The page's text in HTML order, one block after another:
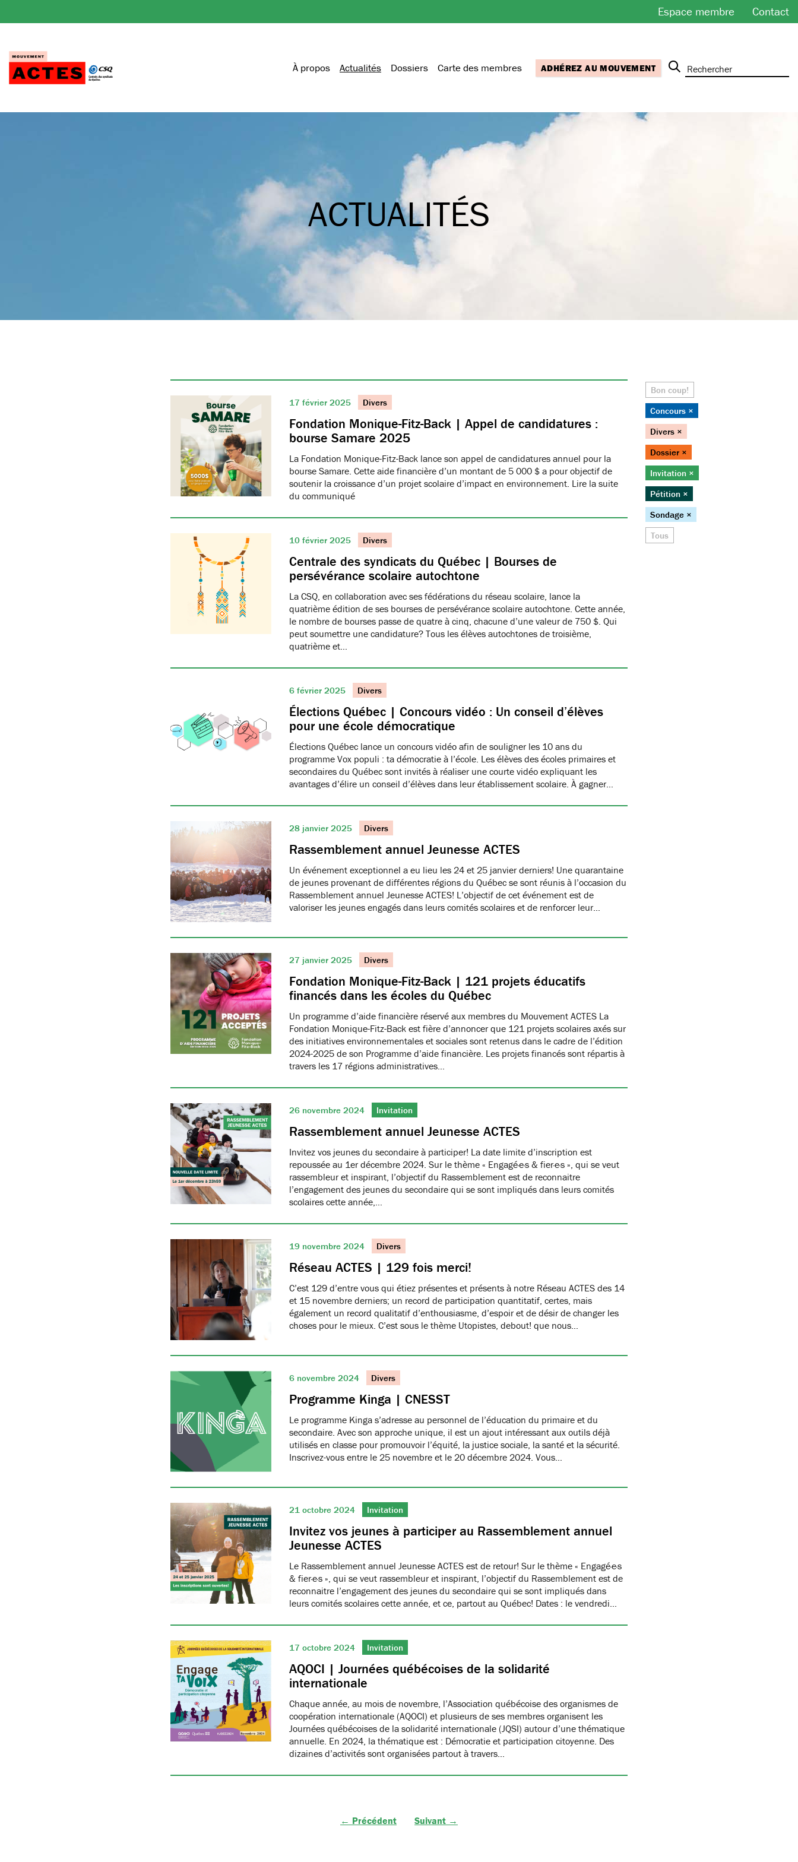
au
Espace membre Contact
À propos Actualités Dossiers Carte des membres ADHÉREZ AU MOUVEMENT
ACTUALITÉS
17 février 2025 Divers
Fondation Monique-Fitz-Back | Appel de candidatures :
bourse Samare 2025
La Fondation Monique-Fitz-Back lance son appel de candidatures annuel pour la
bourse Samare. Cette aide financière d’un montant de 5 000 $ a pour objectif de
soutenir la croissance d’un projet scolaire d’impact en environnement. Lire la suite
du communiqué
10 février 2025 Divers
Centrale des syndicats du Québec | Bourses de
persévérance scolaire autochtone
La CSQ, en collaboration avec ses fédérations du réseau scolaire, lance la
quatrième édition de ses bourses de persévérance scolaire autochtone. Cette année,
le nombre de bourses passe de quatre à cinq, chacune d’une valeur de 750 $. Qui
peut soumettre une candidature? Tous les élèves autochtones de troisième,
quatrième et…
6 février 2025 Divers
Élections Québec | Concours vidéo : Un conseil d’élèves
pour une école démocratique
Élections Québec lance un concours vidéo afin de souligner les 10 ans du
programme Vox populi : ta démocratie à l’école. Les élèves des écoles primaires et
secondaires du Québec sont invités à réaliser une courte vidéo expliquant les
avantages d’élire un conseil d’élèves dans leur établissement scolaire. À gagner…
28 janvier 2025 Divers
Rassemblement annuel Jeunesse ACTES
Un événement exceptionnel a eu lieu les 24 et 25 janvier derniers! Une quarantaine
de jeunes provenant de différentes régions du Québec se sont réunis à l’occasion du
Rassemblement annuel Jeunesse ACTES! L’objectif de cet événement est de
valoriser les jeunes engagés dans leurs comités scolaires et de renforcer leur…
27 janvier 2025 Divers
Fondation Monique-Fitz-Back | 121 projets éducatifs
financés dans les écoles du Québec
Un programme d’aide financière réservé aux membres du Mouvement ACTES La
Fondation Monique-Fitz-Back est fière d’annoncer que 121 projets scolaires axés sur
des initiatives environnementales et sociales sont retenus dans le cadre de l’édition
2024-2025 de son Programme d’aide financière. Les projets financés sont répartis à
travers les 17 régions administratives…
26 novembre 2024 Invitation
Rassemblement annuel Jeunesse ACTES
Invitez vos jeunes du secondaire à participer! La date limite d’inscription est
repoussée au 1er décembre 2024. Sur le thème « Engagé·e·s & fier·e·s », qui se veut
rassembleur et inspirant, l’objectif du Rassemblement est de reconnaitre
l’engagement des jeunes du secondaire qui se sont impliqués dans leurs comités
scolaires cette année,…
19 novembre 2024 Divers
Réseau ACTES | 129 fois merci!
C’est 129 d’entre vous qui étiez présentes et présents à notre Réseau ACTES des 14
et 15 novembre derniers; un record de participation quantitatif, certes, mais
également un record qualitatif d’enthousiasme, d’espoir et de désir de changer les
choses pour le mieux. C’est sous le thème Utopistes, debout! que nous…
6 novembre 2024 Divers
Programme Kinga | CNESST
Le programme Kinga s’adresse au personnel de l’éducation du primaire et du
secondaire. Avec son approche unique, il est un ajout intéressant aux outils déjà
utilisés en classe pour promouvoir l’équité, la justice sociale, la santé et la sécurité.
Inscrivez-vous entre le 25 novembre et le 20 décembre 2024. Vous…
21 octobre 2024 Invitation
Invitez vos jeunes à participer au Rassemblement annuel
Jeunesse ACTES
Le Rassemblement annuel Jeunesse ACTES est de retour! Sur le thème « Engagé·e·s
& fier·e·s », qui se veut rassembleur et inspirant, l’objectif du Rassemblement est de
reconnaitre l’engagement des jeunes du secondaire qui se sont impliqués dans
leurs comités scolaires cette année, et ce, partout au Québec! Dates : le vendredi…
17 octobre 2024 Invitation
AQOCI | Journées québécoises de la solidarité
internationale
Chaque année, au mois de novembre, l’Association québécoise des organismes de
coopération internationale (AQOCI) et plusieurs de ses membres organisent les
Journées québécoises de la solidarité internationale (JQSI) autour d’une thématique
annuelle. En 2024, la thématique est : Démocratie et participation citoyenne. Des
dizaines d’activités sont organisées partout à travers…
Bon coup!
Concours ×
Divers ×
Dossier ×
Invitation ×
Pétition ×
Sondage ×
Tous
← Précédent Suivant →